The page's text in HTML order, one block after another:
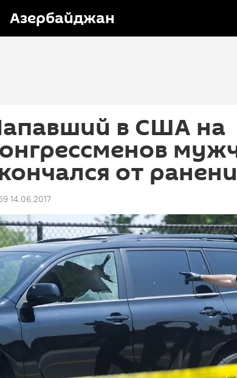
Азербайджан
в США на
от
14.06.2017